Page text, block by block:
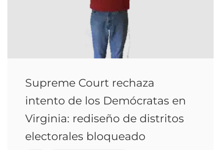
Supreme Court rechaza
intento de los Demócratas en
Virginia: rediseño de distritos
electorales bloqueado